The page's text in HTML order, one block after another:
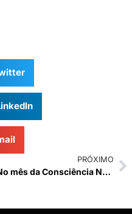
PRÓXIMO
No mês da Consciência Negra, OAB Ponte Nova promove exposição e espetáculo musical